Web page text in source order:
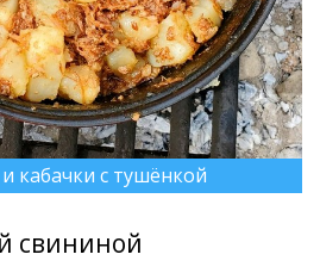
кабачки с тушёнкой
свининой